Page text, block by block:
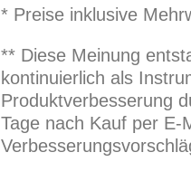
* Preise inklusive
** Diese Meinung
kontinuierlich als
Produktverbesserung
Tage nach Kauf per E-